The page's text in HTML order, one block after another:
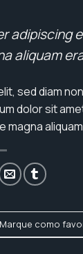
aliquam
sed diam
dolor sit
magna
como